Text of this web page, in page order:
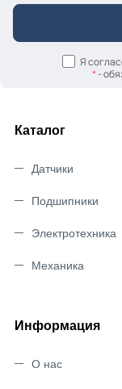
Я
*-
Каталог
Датчики
Подшипники
Электротехника
Механика
Информация
О нас